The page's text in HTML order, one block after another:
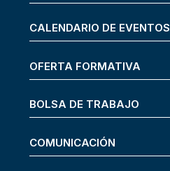
CALENDARIO DE EVENTOS
OFERTA FORMATIVA
BOLSA DE TRABAJO
COMUNICACIÓN